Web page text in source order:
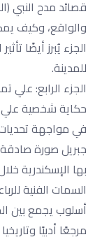
قصائد مدح النبي
والواقع، وكيف
الجزء يُبرز أيضًا
للمدينة.
حكاية شخصية علي
في مواجهة
جبريل صورة صادقة
بها الإسكندرية
السمات الفنية
أسلوب يجمع بين
مرجعًا أدبيًا